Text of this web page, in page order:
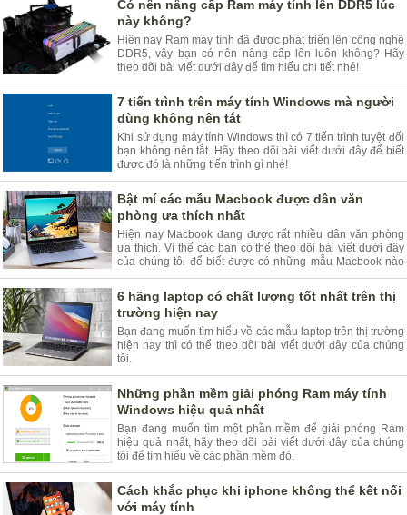
Có nên nâng cấp Ram máy tính lên DDR5 lúc
này không?
Hiện nay Ram máy tính đã được phát triển lên công nghệ
DDR5, vậy bạn có nên nâng cấp lên luôn không? Hãy
theo dõi bài viết dưới đây để tìm hiểu chi tiết nhé!
7 tiến trình trên máy tính Windows mà người
dùng không nên tắt
Khi sử dụng máy tính Windows thì có 7 tiến trình tuyệt đối
bạn không nên tắt. Hãy theo dõi bài viết dưới đây để biết
được đó là những tiến trình gì nhé!
Bật mí các mẫu Macbook được dân văn
phòng ưa thích nhất
Hiện nay Macbook đang được rất nhiều dân văn phòng
ưa thích. Vì thế các bạn có thể theo dõi bài viết dưới đây
của chúng tôi để biết được có những mẫu Macbook nào
được lựa chọn nhiều nhất nhé.
6 hãng laptop có chất lượng tốt nhất trên thị
trường hiện nay
Bạn đang muốn tìm hiểu về các mẫu laptop trên thị trường
hiện nay thì có thể theo dõi bài viết dưới đây của chúng
tôi.
Những phần mềm giải phóng Ram máy tính
Windows hiệu quả nhất
Bạn đang muốn tìm một phần mềm để giải phóng Ram
hiệu quả nhất, hãy theo dõi bài viết dưới đây của chúng
tôi để tìm hiểu về các phần mềm đó.
Cách khắc phục khi iphone không thể kết nối
với máy tính